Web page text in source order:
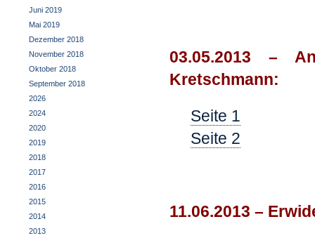
Juni 2019
Mai 2019
Dezember 2018
November 2018
Oktober 2018
September 2018
2026
2024
2020
2019
2018
2017
2016
2015
2014
2013
03.05.2013 –
Kretschmann:
Seite 1
Seite 2
11.06.2013 –